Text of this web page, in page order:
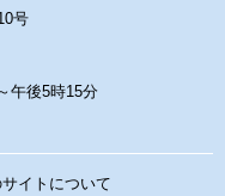
号
午後5時15分
サイトについて